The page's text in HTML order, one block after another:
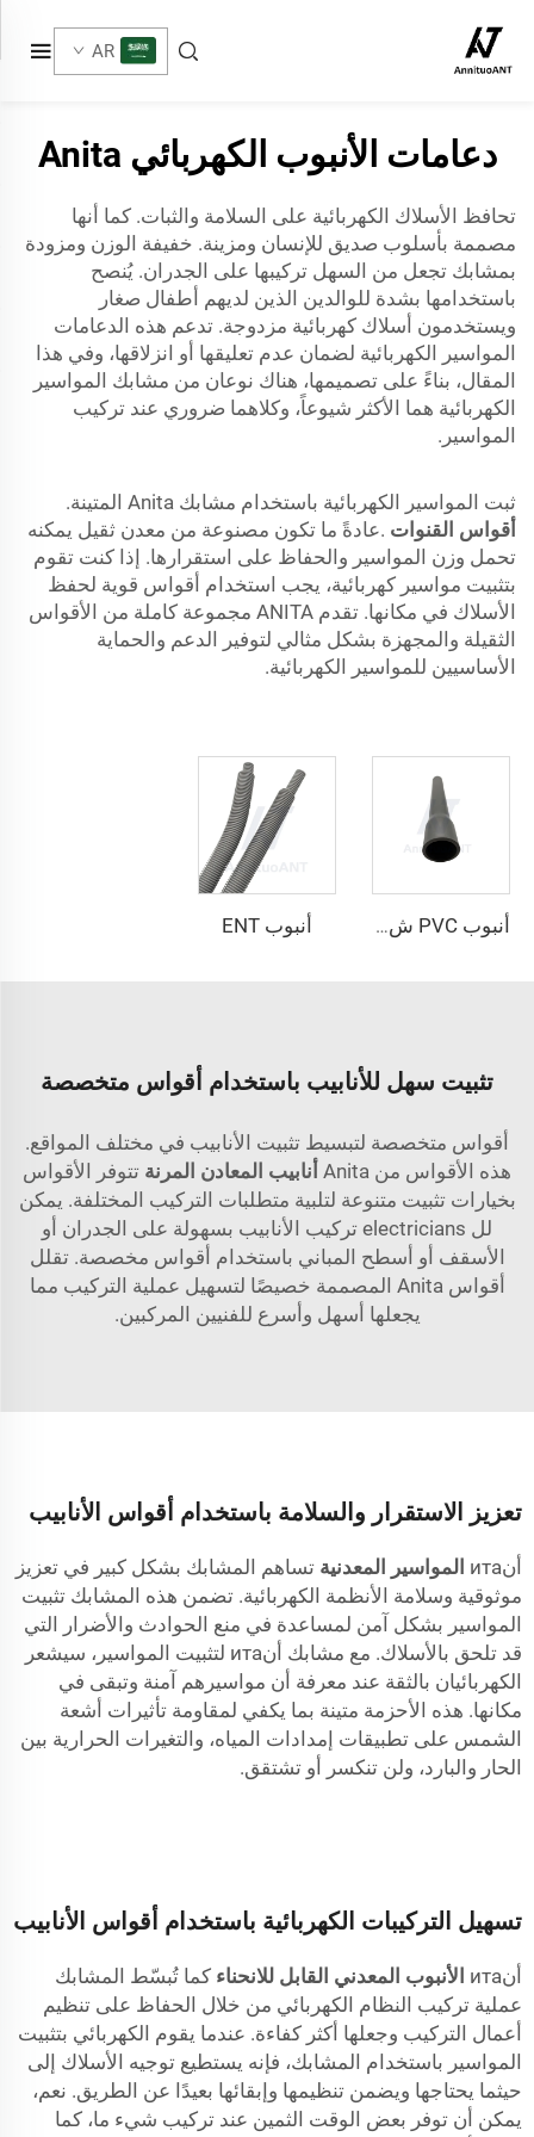
AR
دعامات الأنبوب الكهربائي Anita
تحافظ الأسلاك الكهربائية على السلامة والثبات. كما أنها
مصممة بأسلوب صديق للإنسان ومزينة. خفيفة الوزن ومزودة
بمشابك تجعل من السهل تركيبها على الجدران. يُنصح
باستخدامها بشدة للوالدين الذين لديهم أطفال صغار
ويستخدمون أسلاك كهربائية مزدوجة. تدعم هذه الدعامات
المواسير الكهربائية لضمان عدم تعليقها أو انزلاقها، وفي هذا
المقال، بناءً على تصميمها، هناك نوعان من مشابك المواسير
الكهربائية هما الأكثر شيوعاً، وكلاهما ضروري عند تركيب
المواسير.
ثبت المواسير الكهربائية باستخدام مشابك Anita المتينة.
أقواس القنوات .عادةً ما تكون مصنوعة من معدن ثقيل يمكنه
تحمل وزن المواسير والحفاظ على استقرارها. إذا كنت تقوم
بتثبيت مواسير كهربائية، يجب استخدام أقواس قوية لحفظ
الأسلاك في مكانها. تقدم ANITA مجموعة كاملة من الأقواس
الثقيلة والمجهزة بشكل مثالي لتوفير الدعم والحماية
الأساسيين للمواسير الكهربائية.
أنبوب PVC ش40 أنبوب ENT
تثبيت سهل للأنابيب باستخدام أقواس متخصصة
أقواس متخصصة لتبسيط تثبيت الأنابيب في مختلف المواقع.
هذه الأقواس من Anita
أنابيب المعادن المرنة تتوفر الأقواس
بخيارات تثبيت متنوعة لتلبية متطلبات التركيب المختلفة. يمكن
لل electricians تركيب الأنابيب بسهولة على الجدران أو
الأسقف أو أسطح المباني باستخدام أقواس مخصصة. تقلل
أقواس Anita المصممة خصيصًا لتسهيل عملية التركيب مما
يجعلها أسهل وأسرع للفنيين المركبين.
تعزيز الاستقرار والسلامة باستخدام أقواس الأنابيب
أنита المواسير المعدنية تساهم المشابك بشكل كبير في تعزيز
موثوقية وسلامة الأنظمة الكهربائية. تضمن هذه المشابك تثبيت
المواسير بشكل آمن لمساعدة في منع الحوادث والأضرار التي
قد تلحق بالأسلاك. مع مشابك أنита لتثبيت المواسير، سيشعر
الكهربائيان بالثقة عند معرفة أن مواسيرهم آمنة وتبقى في
مكانها. هذه الأحزمة متينة بما يكفي لمقاومة تأثيرات أشعة
الشمس على تطبيقات إمدادات المياه، والتغيرات الحرارية بين
الحار والبارد، ولن تنكسر أو تشتقق.
تسهيل التركيبات الكهربائية باستخدام أقواس الأنابيب
أنита الأنبوب المعدني القابل للانحناء كما تُبسّط المشابك
عملية تركيب النظام الكهربائي من خلال الحفاظ على تنظيم
أعمال التركيب وجعلها أكثر كفاءة. عندما يقوم الكهربائي بتثبيت
المواسير باستخدام المشابك، فإنه يستطيع توجيه الأسلاك إلى
حيثما يحتاجها ويضمن تنظيمها وإبقائها بعيدًا عن الطريق. نعم،
يمكن أن توفر بعض الوقت الثمين عند تركيب شيء ما، كما